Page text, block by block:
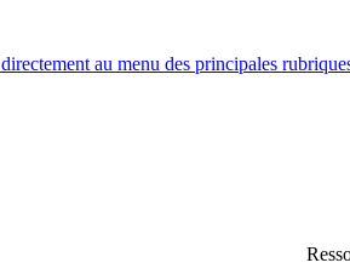
au menu des principales